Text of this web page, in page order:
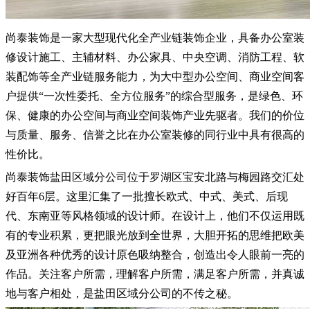
尚泰装饰是一家大型现代化全产业链装饰企业，具备办公室装
修设计施工、主辅材料、办公家具、中央空调、消防工程、软
装配饰等全产业链服务能力，为大中型办公空间、商业空间客
户提供“一次性委托、全方位服务”的综合型服务，是绿色、环
保、健康的办公空间与商业空间装饰产业先驱者。我们的价位
与质量、服务、信誉之比在办公室装修的同行业中具有很高的
性价比。
尚泰装饰盐田区域分公司位于罗湖区宝安北路与梅园路交汇处
好百年6层。这里汇集了一批擅长欧式、中式、美式、后现
代、东南亚等风格领域的设计师。在设计上，他们不仅运用既
有的专业积累，更把眼光放到全世界，大胆开拓的思维把欧美
及亚洲各种优秀的设计原色吸纳整合，创造出令人眼前一亮的
作品。关注客户所需，理解客户所需，满足客户所需，并真诚
地与客户相处，是盐田区域分公司的不传之秘。